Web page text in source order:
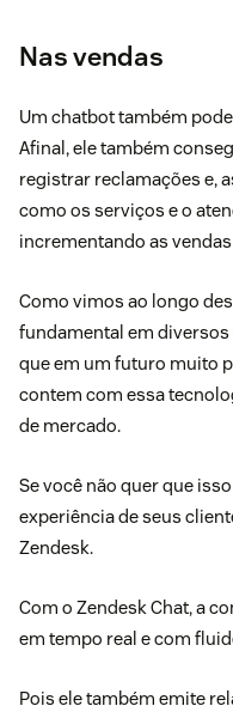
Nas vendas
Um chatbot também
Afinal, ele também
registrar reclamações e,
como os serviços e o
incrementando as
Como vimos ao longo
fundamental em diversos
que em um futuro muito
contem com essa
de mercado.
Se você não quer que
experiência de seus
Zendesk.
Com o Zendesk Chat, a
em tempo real e com
Pois ele também emite